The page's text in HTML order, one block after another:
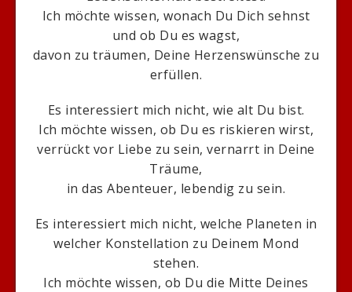
Ich möchte wissen, wonach Du Dich sehnst
und ob Du es wagst,
davon zu träumen, Deine Herzenswünsche zu
erfüllen.
Es interessiert mich nicht, wie alt Du bist.
Ich möchte wissen, ob Du es riskieren wirst,
verrückt vor Liebe zu sein, vernarrt in Deine
Träume,
in das Abenteuer, lebendig zu sein.
Es interessiert mich nicht, welche Planeten in
welcher Konstellation zu Deinem Mond
stehen.
Ich möchte wissen, ob Du die Mitte Deines